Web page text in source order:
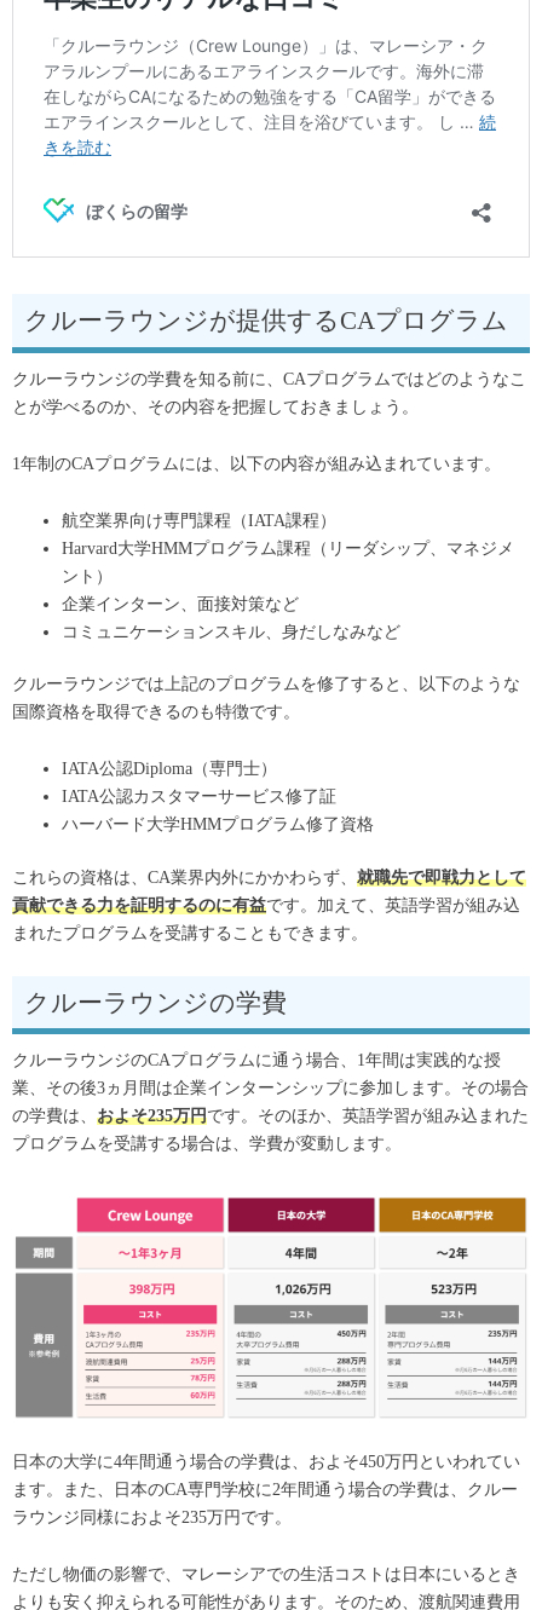
クルーラウンジが提供するCAプログラム
クルーラウンジの学費を知る前に、CAプログラムではどのようなこ
とが学べるのか、その内容を把握しておきましょう。
1年制のCAプログラムには、以下の内容が組み込まれています。
航空業界向け専門課程（IATA課程）
Harvard大学HMMプログラム課程（リーダシップ、マネジメ
ント）
企業インターン、面接対策など
コミュニケーションスキル、身だしなみなど
クルーラウンジでは上記のプログラムを修了すると、以下のような
国際資格を取得できるのも特徴です。
IATA公認Diploma（専門士）
IATA公認カスタマーサービス修了証
ハーバード大学HMMプログラム修了資格
これらの資格は、CA業界内外にかかわらず、 就職先で即戦力として
貢献できる力を証明するのに有益です。加えて、英語学習が組み込
まれたプログラムを受講することもできます。
クルーラウンジの学費
クルーラウンジのCAプログラムに通う場合、1年間は実践的な授
業、その後3ヵ月間は企業インターンシップに参加します。その場合
の学費は、 およそ235万円です。そのほか、英語学習が組み込まれた
プログラムを受講する場合は、学費が変動します。
日本の大学に4年間通う場合の学費は、およそ450万円といわれてい
ます。
また、日本のCA専門学校に2年間通う場合の学費は、クルー
ラウンジ同様におよそ235万円です。
ただし物価の影響で、マレーシアでの生活コストは日本にいるとき
よりも安く抑えられる可能性があります。そのため、渡航関連費用